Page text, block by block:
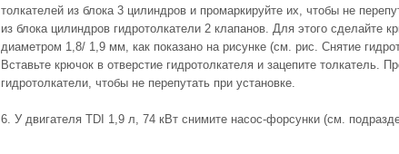
толкателей из блока 3 цилиндров и промаркируйте их, чтобы не
из блока цилиндров гидротолкатели 2 клапанов. Для этого сделайте
диаметром 1,8/ 1,9 мм, как показано на рисунке (см. рис. Cнятие
Вставьте крючок в отверстие гидротолкателя и зацепите толкатель.
гидротолкатели, чтобы не перепутать при установке.
6. У двигателя TDI 1,9 л, 74 кВт снимите насос-форсунки (см.